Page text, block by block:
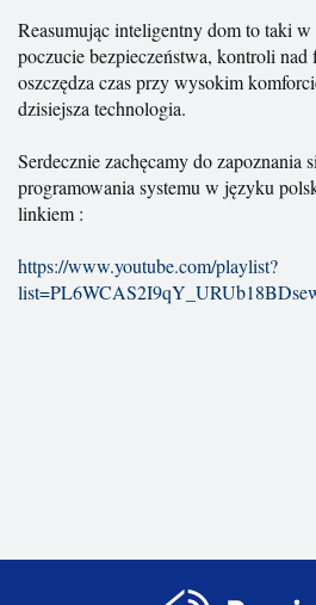
Reasumując inteligentny dom to taki
poczucie bezpieczeństwa, kontroli nad
oszczędza czas przy wysokim
dzisiejsza technologia.
Serdecznie zachęcamy do zapoznania
programowania systemu w języku
linkiem :
https://www.youtube.com/playlist?